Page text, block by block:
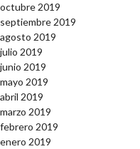
octubre 2019
septiembre 2019
agosto 2019
julio 2019
junio 2019
mayo 2019
abril 2019
marzo 2019
febrero 2019
enero 2019